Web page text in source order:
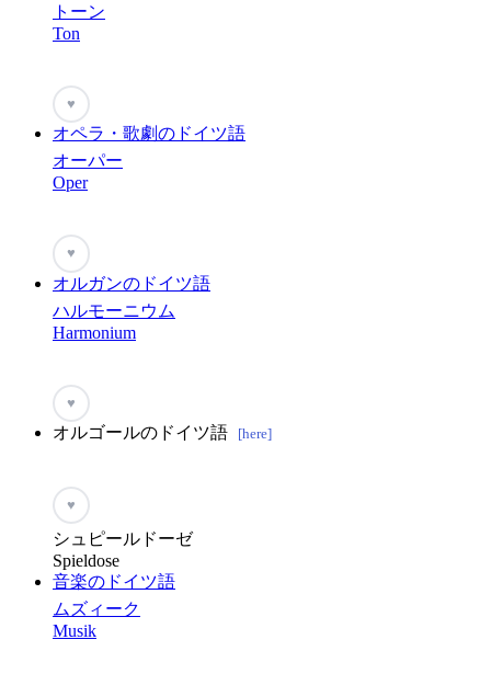
トーン
Ton
♥
オペラ・歌劇のドイツ語
オーパー
Oper
♥
オルガンのドイツ語
ハルモーニウム
Harmonium
♥
オルゴールのドイツ語 [here]
♥
シュピールドーゼ
Spieldose
音楽のドイツ語
ムズィーク
Musik